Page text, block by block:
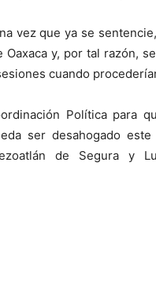
vez que ya se
y, por tal razón,
cuando
Política para
ser desahogado
de Segura y